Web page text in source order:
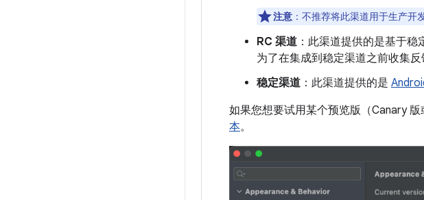
注意 ：不推荐将此渠道用于生产开发
RC 渠道 ：此渠道提供的是基于
为了在集成到稳定渠道之前收集反
稳定渠道 ：此渠道提供的是
如果您想要试用某个预览版（Canary
本。